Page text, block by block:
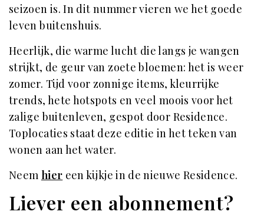
seizoen is. In dit nummer vieren we het goede
leven buitenshuis.
Heerlijk, die warme lucht die langs je wangen
strijkt, de geur van zoete bloemen: het is weer
zomer. Tijd voor zonnige items, kleurrijke
trends, hete hotspots en veel moois voor het
zalige buitenleven, gespot door Residence.
Toplocaties staat deze editie in het teken van
wonen aan het water.
Neem hier een kijkje in de nieuwe Residence.
Liever een abonnement?